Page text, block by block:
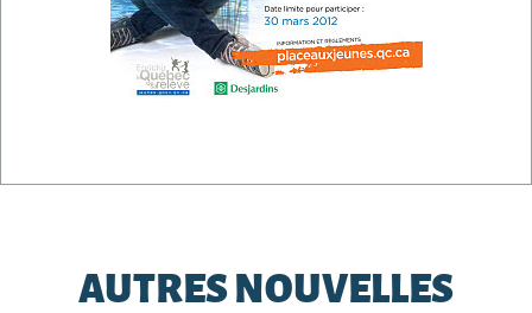
AUTRES NOUVELLES